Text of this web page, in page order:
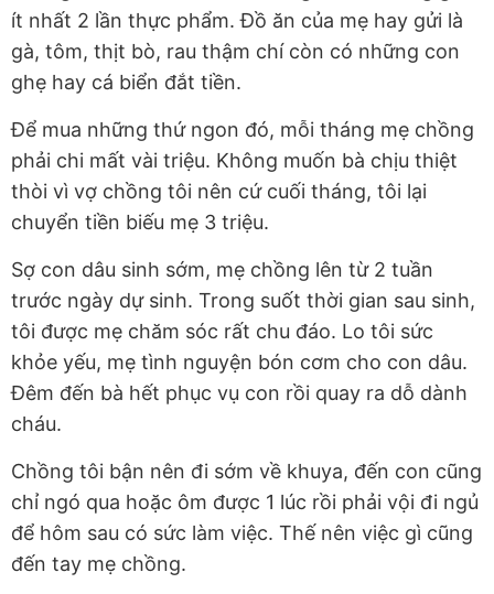
ít nhất 2 lần thực phẩm. Đồ ăn của mẹ hay gửi là
gà, tôm, thịt bò, rau thậm chí còn có những con
ghẹ hay cá biển đắt tiền.
Để mua những thứ ngon đó, mỗi tháng mẹ chồng
phải chi mất vài triệu. Không muốn bà chịu thiệt
thòi vì vợ chồng tôi nên cứ cuối tháng, tôi lại
chuyển tiền biếu mẹ 3 triệu.
Sợ con dâu sinh sớm, mẹ chồng lên từ 2 tuần
trước ngày dự sinh. Trong suốt thời gian sau sinh,
tôi được mẹ chăm sóc rất chu đáo. Lo tôi sức
khỏe yếu, mẹ tình nguyện bón cơm cho con dâu.
Đêm đến bà hết phục vụ con rồi quay ra dỗ dành
cháu.
Chồng tôi bận nên đi sớm về khuya, đến con cũng
chỉ ngó qua hoặc ôm được 1 lúc rồi phải vội đi ngủ
để hôm sau có sức làm việc. Thế nên việc gì cũng
đến tay mẹ chồng.